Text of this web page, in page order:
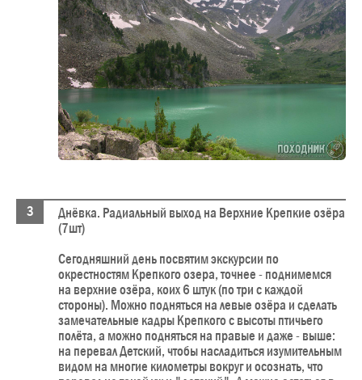
Днёвка. Радиальный выход на Верхние Крепкие озёра
(7шт)
Сегодняшний день посвятим экскурсии по
окрестностям Крепкого озера, точнее - поднимемся
на верхние озёра, коих 6 штук (по три с каждой
стороны). Можно подняться на левые озёра и сделать
замечательные кадры Крепкого с высоты птичьего
полёта, а можно подняться на правые и даже - выше:
на перевал Детский, чтобы насладиться изумительным
видом на многие километры вокруг и осознать, что